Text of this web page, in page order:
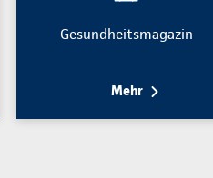
Gesundheitsmagazin
Mehr